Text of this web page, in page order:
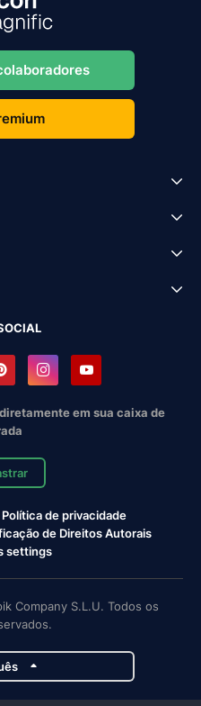
em sua caixa de
Política de privacidade
de Direitos Autorais
settings
Company S.L.U. Todos os